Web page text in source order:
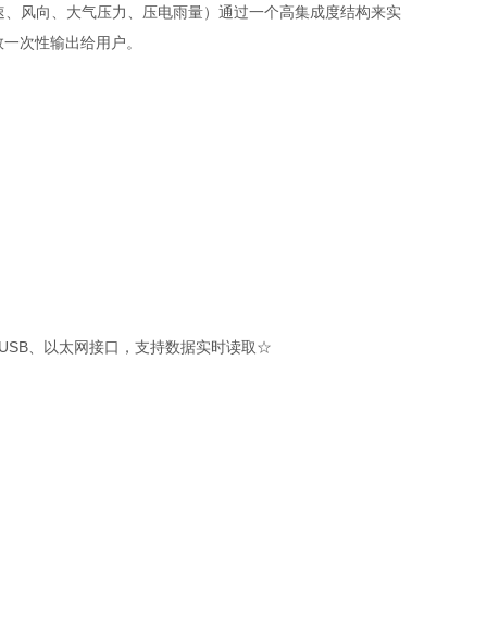
风向、大气压力、压电雨量）通过一个高集成度结构来实
次性输出给用户。
、以太网接口，支持数据实时读取☆